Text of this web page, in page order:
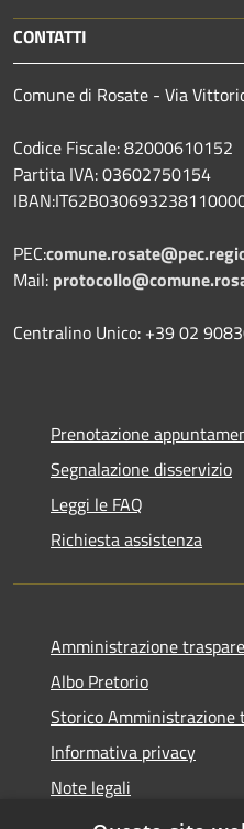
CONTATTI
Comune di Rosate - Via
Codice Fiscale: 82000610152
Partita IVA: 03602750154
PEC:
Mail:
Centralino Unico: +39 02
Prenotazione
Segnalazione disservizio
Leggi le FAQ
Richiesta assistenza
Amministrazione
Albo Pretorio
Storico Amministrazione
Informativa privacy
Note legali
Dichiarazione di